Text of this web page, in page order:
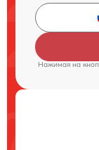
Нажимая на